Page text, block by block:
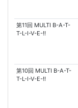
第11回 MULTI B-A-T-
T-L-I-V-E-!!
第10回 MULTI B-A-T-
T-L-I-V-E-!!